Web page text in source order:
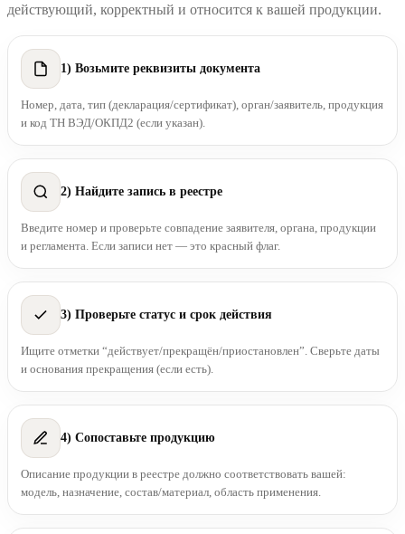
действующий, корректный и относится к вашей продукции.
1) Возьмите реквизиты документа
Номер, дата, тип (декларация/сертификат), орган/заявитель, продукция
и код ТН ВЭД/ОКПД2 (если указан).
2) Найдите запись в реестре
Введите номер и проверьте совпадение заявителя, органа, продукции
и регламента. Если записи нет — это красный флаг.
3) Проверьте статус и срок действия
Ищите отметки “действует/прекращён/приостановлен”. Сверьте даты
и основания прекращения (если есть).
4) Сопоставьте продукцию
Описание продукции в реестре должно соответствовать вашей:
модель, назначение, состав/материал, область применения.